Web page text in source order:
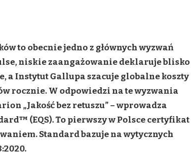
to obecnie jedno z głównych wyzwań
niskie zaangażowanie deklaruje blisko
a Instytut Gallupa szacuje globalne koszty
rocznie. W odpowiedzi na te wyzwania
„Jakość bez retuszu” – wprowadza
(EQS). To pierwszy w Polsce certyfikat
Standard bazuje na wytycznych